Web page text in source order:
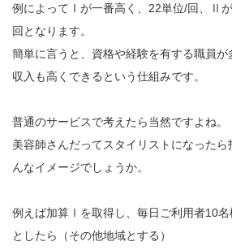
例によってⅠが一番高く、22単位/回、Ⅱ
回となります。
簡単に言うと、資格や経験を有する職員が
収入も高くできるという仕組みです。
普通のサービスで考えたら当然ですよね。
美容師さんだってスタイリストになった
んなイメージでしょうか。
例えば加算Ⅰを取得し、毎日ご利用者10名
としたら（その他地域とする）